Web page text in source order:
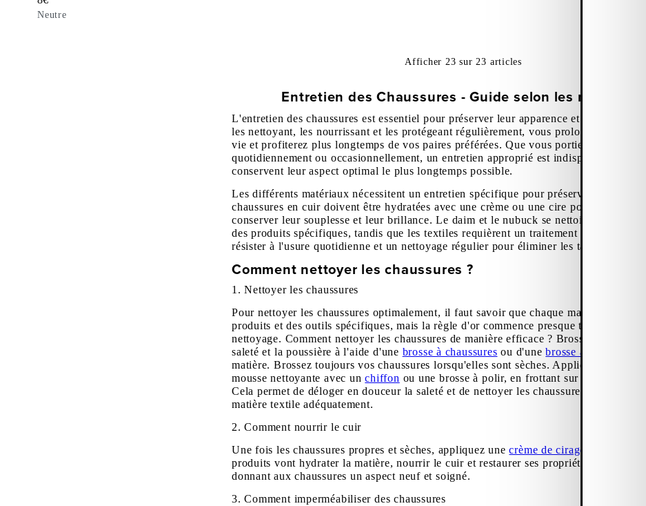
Neutre
Afficher 23 sur 23 articles
Entretien des Chaussures - Guide selon les matériaux
L'entretien des chaussures est essentiel pour préserver leur apparence et leur
les nettoyant, les nourrissant et les protégeant régulièrement, vous prolongerez leur
vie et profiterez plus longtemps de vos paires préférées. Que vous portiez vos
quotidiennement ou occasionnellement, un entretien approprié est indispensable pour
conservent leur aspect optimal le plus longtemps possible.
Les différents matériaux nécessitent un entretien spécifique pour préserver leurs
chaussures en cuir doivent être hydratées avec une crème ou une cire pour cuir afin de
conserver leur souplesse et leur brillance. Le daim et le nubuck se nettoient avec des
des produits spécifiques, tandis que les textiles requièrent un traitement
résister à l'usure quotidienne et un nettoyage régulier pour éliminer les taches et la
Comment nettoyer les chaussures ?
1. Nettoyer les chaussures
Pour nettoyer les chaussures optimalement, il faut savoir que chaque matière requiert
produits et des outils spécifiques, mais la règle d'or commence presque toujours par
nettoyage. Comment nettoyer les chaussures de manière efficace ? Brossez
saleté et la poussière à l'aide d'une brosse à chaussures ou d'unebrosse à daim
matière. Brossez toujours vos chaussures lorsqu'elles sont sèches. Appliquez ensuite
mousse nettoyante avec unchiffon ou une brosse à polir, en frottant sur toute la
Cela permet de déloger en douceur la saleté et de nettoyer les chaussures en cuir, en
matière textile adéquatement.
2. Comment nourrir le cuir
Une fois les chaussures propres et sèches, appliquez unecrème de cirage
produits vont hydrater la matière, nourrir le cuir et restaurer ses propriétés naturelles,
donnant aux chaussures un aspect neuf et soigné.
3. Comment imperméabiliser des chaussures